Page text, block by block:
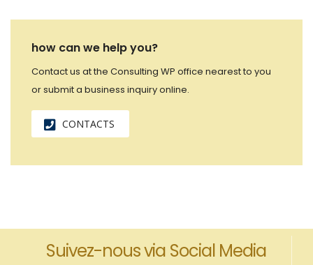
how can we help you?
Contact us at the Consulting WP office nearest to you
or submit a business inquiry online.
CONTACTS
Suivez-nous via Social Media